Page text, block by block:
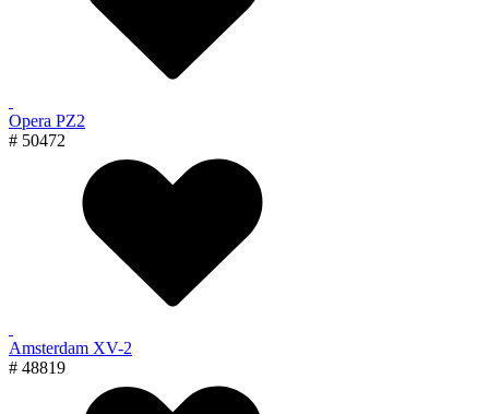
Opera PZ2
# 50472
Amsterdam XV-2
# 48819